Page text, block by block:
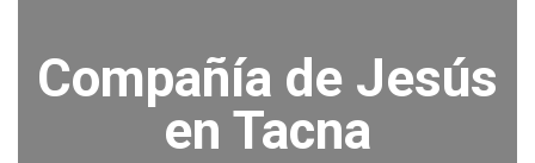
Compañía de Jesús
en Tacna